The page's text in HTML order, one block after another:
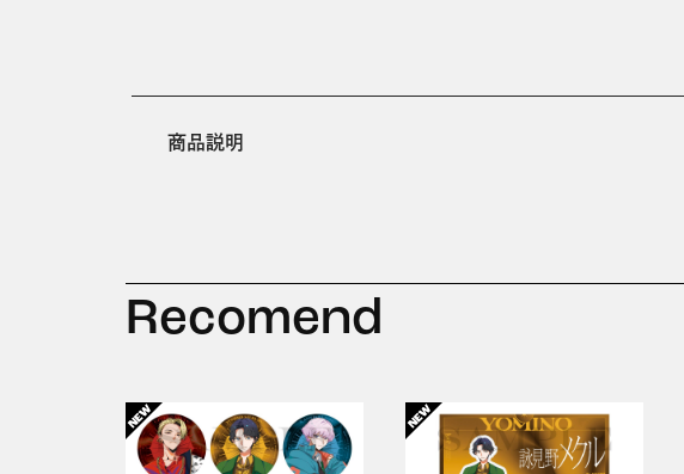
商品説明
Recomend